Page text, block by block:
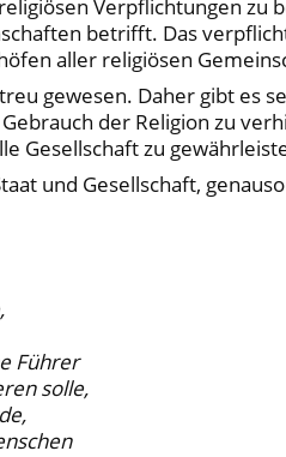
Verpflichtungen zu
betrifft. Das
aller religiösen
gewesen. Daher gibt es
der Religion zu
Gesellschaft zu
und Gesellschaft,
Führer
solle,